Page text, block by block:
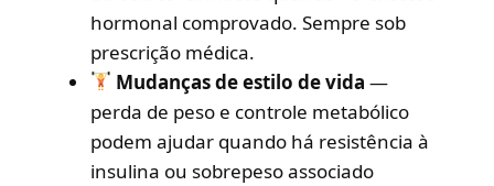
hormonal comprovado. Sempre sob
prescrição médica.
Mudanças de estilo de vida —
perda de peso e controle metabólico
podem ajudar quando há resistência à
insulina ou sobrepeso associado